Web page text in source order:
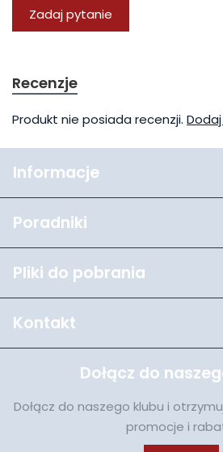
Zadaj pytanie
Recenzje
Produkt nie posiada recenzji.
Informacje
Poradniki
Pliki do pobrania
Kontakt
Dołącz do
Dołącz do naszego klubu i
promocje i